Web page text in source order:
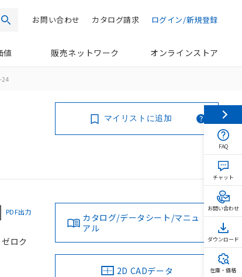
検索 ログイン/新規登録
カタログ請求
お問い合わせ
値 販売ネットワーク オンラインストア
24
マイリストに追加
PDF出力
ロク
カタログ/データシート/マニュ
アル
2D CADデータ
FAQ
チャット
お問い合わせ
ダウンロード
在庫・価格